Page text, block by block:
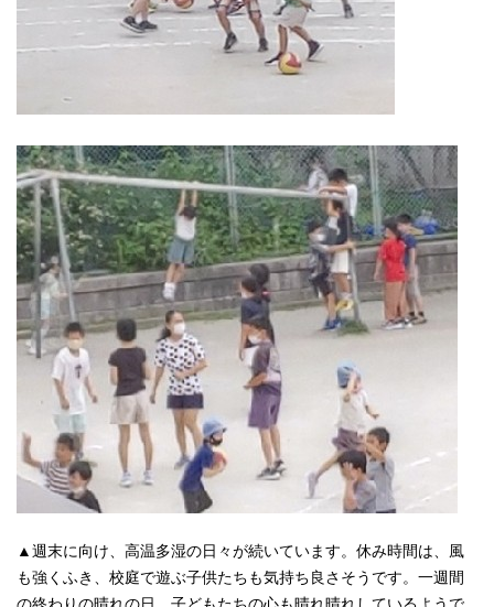
▲週末に向け、高温多湿の日々が続いています。休み時間は、風
も強くふき、校庭で遊ぶ子供たちも気持ち良さそうです。一週間